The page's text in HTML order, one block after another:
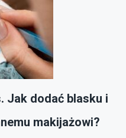
Jak dodać blasku i
makijażowi?